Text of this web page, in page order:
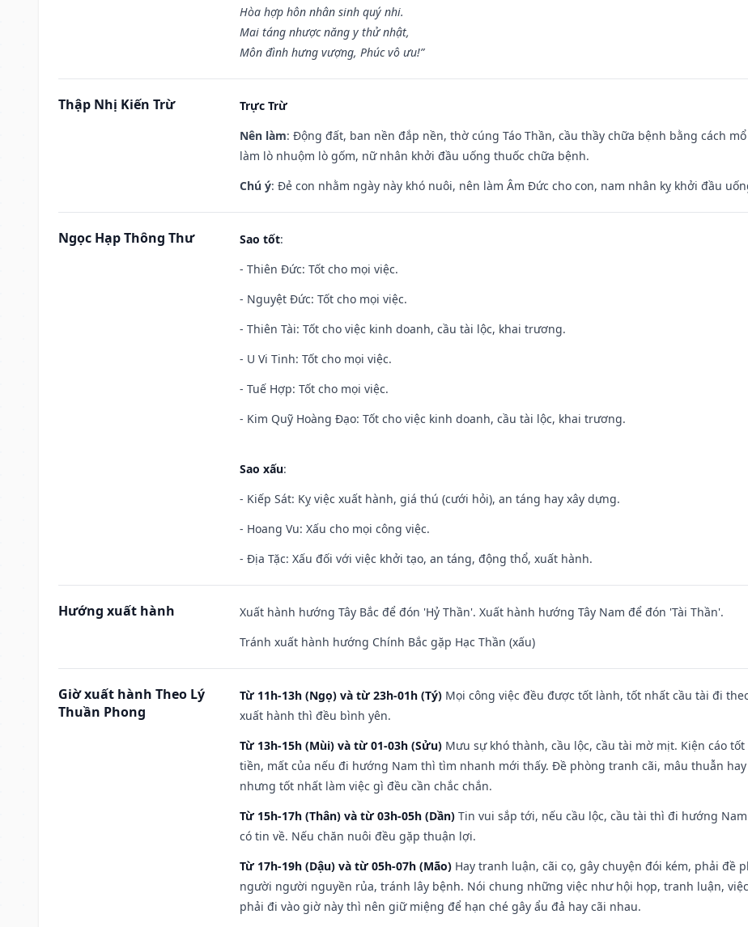
Hòa hợp hôn nhân sinh quý nhi.
Mai táng nhược năng y thử nhật,
Môn đình hưng vượng, Phúc vô ưu!”
Thập Nhị Kiến Trừ
Trực Trừ
Nên làm: Động đất, ban nền đắp nền, thờ cúng Táo Thần, cầu thầy chữa bệnh bằng cách
làm lò nhuộm lò gốm, nữ nhân khởi đầu uống thuốc chữa bệnh.
Chú ý: Đẻ con nhằm ngày này khó nuôi, nên làm Âm Đức cho con, nam nhân kỵ khởi đầu
Ngọc Hạp Thông Thư Sao tốt:
- Thiên Đức: Tốt cho mọi việc.
- Nguyệt Đức: Tốt cho mọi việc.
- Thiên Tài: Tốt cho việc kinh doanh, cầu tài lộc, khai trương.
- U Vi Tinh: Tốt cho mọi việc.
- Tuế Hợp: Tốt cho mọi việc.
- Kim Quỹ Hoàng Đạo: Tốt cho việc kinh doanh, cầu tài lộc, khai trương.
Sao xấu:
- Kiếp Sát: Kỵ việc xuất hành, giá thú (cưới hỏi), an táng hay xây dựng.
- Hoang Vu: Xấu cho mọi công việc.
- Địa Tặc: Xấu đối với việc khởi tạo, an táng, động thổ, xuất hành.
Hướng xuất hành
Xuất hành hướng Tây Bắc để đón 'Hỷ Thần'. Xuất hành hướng Tây Nam để đón 'Tài Thần'.
Tránh xuất hành hướng Chính Bắc gặp Hạc Thần (xấu)
Giờ xuất hành Theo Lý
Thuần Phong
Từ 11h-13h (Ngọ) và từ 23h-01h (Tý) Mọi công việc đều được tốt lành, tốt nhất cầu tài đi
xuất hành thì đều bình yên.
Từ 13h-15h (Mùi) và từ 01-03h (Sửu) Mưu sự khó thành, cầu lộc, cầu tài mờ mịt. Kiện cáo
tiền, mất của nếu đi hướng Nam thì tìm nhanh mới thấy. Đề phòng tranh cãi, mâu thuẫn
nhưng tốt nhất làm việc gì đều cần chắc chắn.
Từ 15h-17h (Thân) và từ 03h-05h (Dần) Tin vui sắp tới, nếu cầu lộc, cầu tài thì đi hướng
có tin về. Nếu chăn nuôi đều gặp thuận lợi.
Từ 17h-19h (Dậu) và từ 05h-07h (Mão) Hay tranh luận, cãi cọ, gây chuyện đói kém, phải
người người nguyền rủa, tránh lây bệnh. Nói chung những việc như hội họp, tranh luận,
phải đi vào giờ này thì nên giữ miệng để hạn ché gây ẩu đả hay cãi nhau.